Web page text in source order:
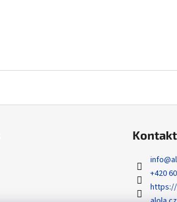
Kontakt
info@
+420